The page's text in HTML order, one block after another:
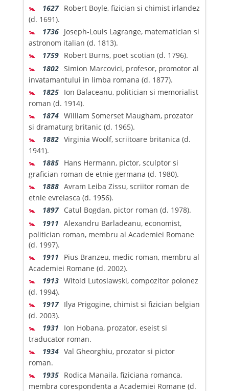
🚼 1627 Robert Boyle, fizician si chimist irlandez
(d. 1691).
🚼 1736 Joseph-Louis Lagrange, matematician si
astronom italian (d. 1813).
🚼 1759 Robert Burns, poet scotian (d. 1796).
🚼 1802 Simion Marcovici, profesor, promotor al
invatamantului in limba romana (d. 1877).
🚼 1825 Ion Balaceanu, politician si memorialist
roman (d. 1914).
🚼 1874 William Somerset Maugham, prozator
si dramaturg britanic (d. 1965).
🚼 1882 Virginia Woolf, scriitoare britanica (d.
1941).
🚼 1885 Hans Hermann, pictor, sculptor si
grafician roman de etnie germana (d. 1980).
🚼 1888 Avram Leiba Zissu, scriitor roman de
etnie evreiasca (d. 1956).
🚼 1897 Catul Bogdan, pictor roman (d. 1978).
🚼 1911 Alexandru Barladeanu, economist,
politician roman, membru al Academiei Romane
(d. 1997).
🚼 1911
Pius Branzeu, medic roman, membru al
Academiei Romane (d. 2002).
🚼 1913 Witold Lutoslawski, compozitor polonez
(d. 1994).
🚼 1917 Ilya Prigogine, chimist si fizician belgian
(d. 2003).
🚼 1931
Ion Hobana, prozator, eseist si
traducator roman.
🚼 1934 Val Gheorghiu, prozator si pictor
roman.
🚼 1935 Rodica Manaila, fiziciana romanca,
membra corespondenta a Academiei Romane (d.